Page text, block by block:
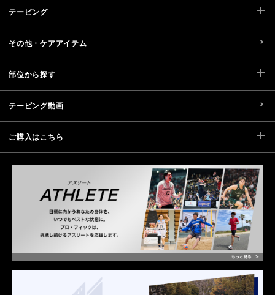
テーピング
その他・ケアアイテム
部位から探す
テーピング動画
ご購入はこちら